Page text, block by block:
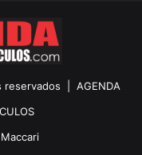
reservados | AGENDA